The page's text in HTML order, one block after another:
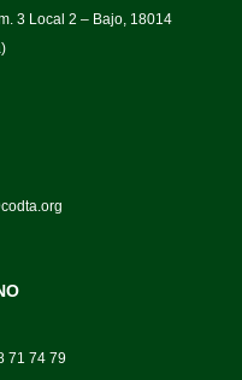
3 Local 2 – Bajo, 18014
71 74 79